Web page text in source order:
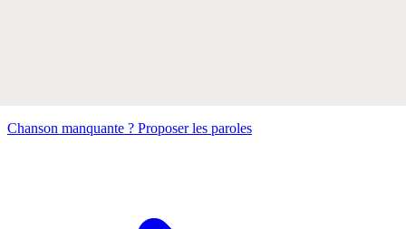
Chanson manquante ? Proposer les paroles